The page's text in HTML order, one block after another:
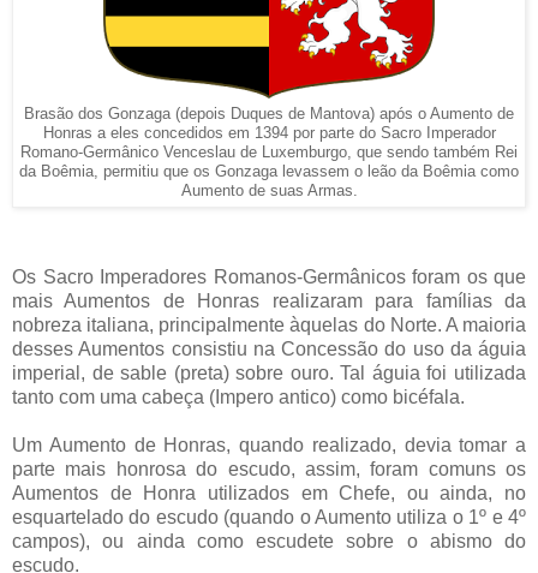
Brasão dos Gonzaga (depois Duques de Mantova) após o Aumento de
Honras a eles concedidos em 1394 por parte do Sacro Imperador
Romano-Germânico Venceslau de Luxemburgo, que sendo também Rei
da Boêmia, permitiu que os Gonzaga levassem o leão da Boêmia como
Aumento de suas Armas.
Os Sacro Imperadores Romanos-Germânicos foram os que
mais Aumentos de Honras realizaram para famílias da
nobreza italiana, principalmente àquelas do Norte. A maioria
desses Aumentos consistiu na Concessão do uso da águia
imperial, de sable (preta) sobre ouro. Tal águia foi utilizada
tanto com uma cabeça (Impero antico) como bicéfala.
Um Aumento de Honras, quando realizado, devia tomar a
parte mais honrosa do escudo, assim, foram comuns os
Aumentos de Honra utilizados em Chefe, ou ainda, no
esquartelado do escudo (quando o Aumento utiliza o 1º e 4º
campos), ou ainda como escudete sobre o abismo do
escudo.